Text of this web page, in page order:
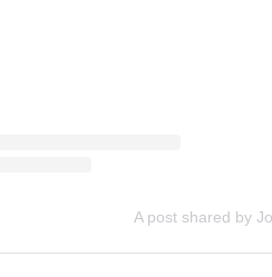
A post shared by